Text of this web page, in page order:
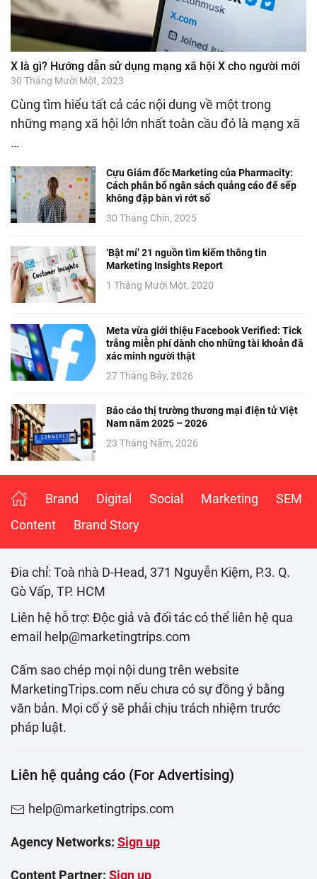
X là gì? Hướng dẫn sử dụng mạng xã hội X cho người mới
30 Tháng Mười Một, 2023
Cùng tìm hiểu tất cả các nội dung về một trong
những mạng xã hội lớn nhất toàn cầu đó là mạng xã
…
Cựu Giám đốc Marketing của Pharmacity:
Cách phân bổ ngân sách quảng cáo để sếp
không đập bàn vì rớt số
30 Tháng Chín, 2025
‘Bật mí’ 21 nguồn tìm kiếm thông tin
Marketing Insights Report
1 Tháng Mười Một, 2020
Meta vừa giới thiệu Facebook Verified: Tick
trắng miễn phí dành cho những tài khoản đã
xác minh người thật
27 Tháng Bảy, 2026
Báo cáo thị trường thương mại điện tử Việt
Nam năm 2025 – 2026
23 Tháng Năm, 2026
Brand Digital Social Marketing
SEM
Content
Brand Story
Đia chỉ: Toà nhà D-Head, 371 Nguyễn Kiệm, P.3. Q.
Gò Vấp, TP. HCM
Liên hệ hỗ trợ: Độc giả và đối tác có thể liên hệ qua
email help@marketingtrips.com
Cấm sao chép mọi nội dung trên website
MarketingTrips.com nếu chưa có sự đồng ý bằng
văn bản. Mọi cố ý sẽ phải chịu trách nhiệm trước
pháp luật.
Liên hệ quảng cáo (For Advertising)
help@marketingtrips.com
Agency Networks: Sign up
Content Partner: Sign up